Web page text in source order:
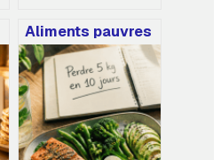
Aliments pauvres
en glucides : 5
catégories clés
pour stabiliser sa
glycémie sans
privation